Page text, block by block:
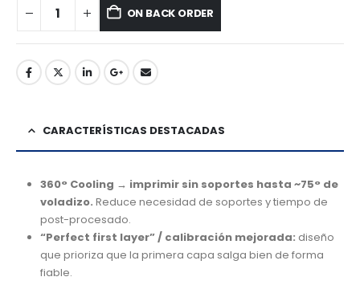
ON BACK ORDER
CARACTERÍSTICAS DESTACADAS
360° Cooling → imprimir sin soportes hasta ~75° de
voladizo. Reduce necesidad de soportes y tiempo de
post-procesado.
“Perfect first layer” / calibración mejorada: diseño
que prioriza que la primera capa salga bien de forma
fiable.